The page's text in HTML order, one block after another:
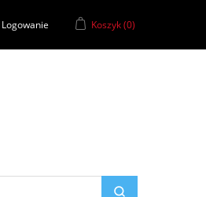
Logowanie Koszyk(0)